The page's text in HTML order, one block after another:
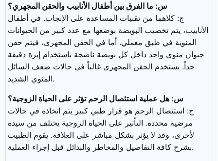
س: ما الفرق بين أطفال الأنابيب والحقن المجهري؟
ج: كلاهما من تقنيات المساعدة على الإنجاب. في أطفال
الأنابيب، يتم تخصيب البويضة بوضعها مع عدد كبير من الحيوانات
المنوية في طبق معملي. أما في الحقن المجهري، فيتم حقن
حيوان منوي واحد داخل كل بويضة ناضجة باستخدام إبرة دقيقة
جداً. يستخدم الحقن المجهري غالباً في حالات ضعف السائل
المنوي الشديد.
س: هل عملية استئصال الرحم تؤثر على الحياة الزوجية؟
ج: استئصال الرحم هو قرار طبي كبير يتم اتخاذه في حالات
مرضية محددة. التأثير على الحياة الزوجية يختلف من سيدة
لأخرى، وقد لا يؤثر بشكل مباشر على العلاقة. يقوم الطبيب
بشرح كافة التفاصيل والمخاطر والبدائل قبل إجراء العملية.